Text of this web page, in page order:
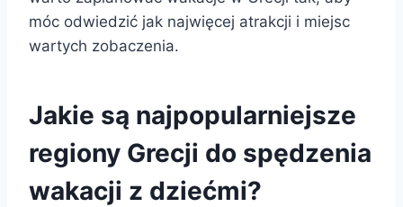
móc odwiedzić jak najwięcej atrakcji i miejsc
wartych zobaczenia.
Jakie są najpopularniejsze
regiony Grecji do spędzenia
wakacji z dziećmi?